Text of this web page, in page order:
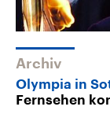
Archiv
Olympia in
Fernsehen